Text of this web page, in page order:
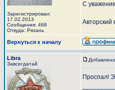
Зарегистрирован:
17.02.2013
Сообщения: 468
Откуда: Рязань
С
Авторский
Вернуться к началу
Libra
Завсегдатай
Проспал!